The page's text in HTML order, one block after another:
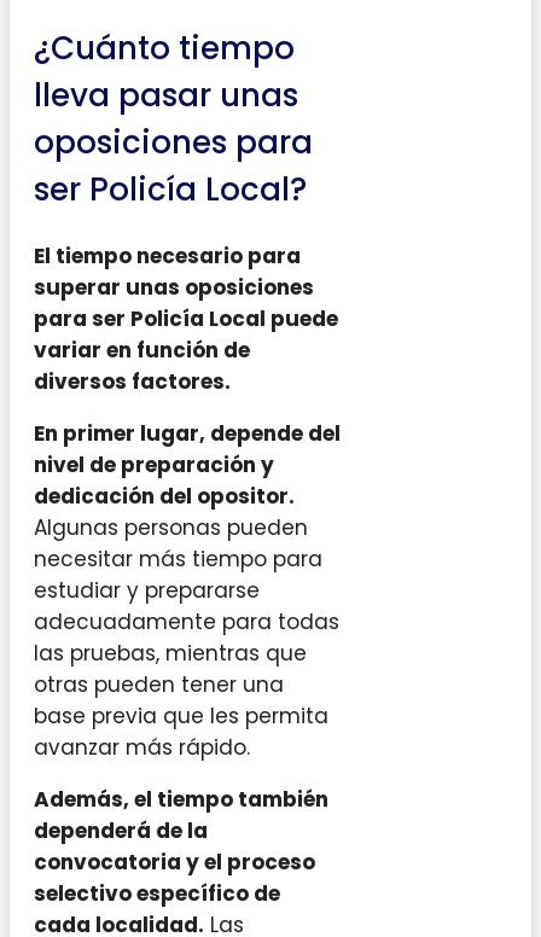
¿Cuánto tiempo
lleva pasar unas
oposiciones para
ser Policía Local?
El tiempo necesario para
superar unas oposiciones
para ser Policía Local puede
variar en función de
diversos factores.
En primer lugar, depende del
nivel de preparación y
dedicación del opositor.
Algunas personas pueden
necesitar más tiempo para
estudiar y prepararse
adecuadamente para todas
las pruebas, mientras que
otras pueden tener una
base previa que les permita
avanzar más rápido.
Además, el tiempo también
dependerá de la
convocatoria y el proceso
selectivo específico de
cada localidad. Las